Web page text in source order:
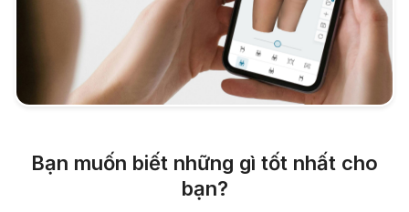
Bạn muốn biết những gì tốt nhất cho
bạn?